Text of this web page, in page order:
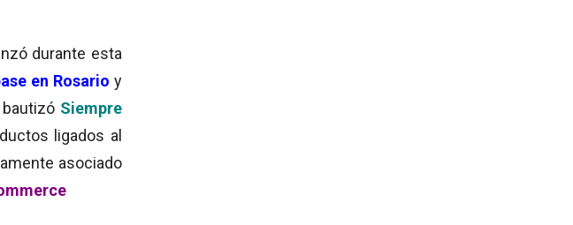
durante esta
en Rosario y
Siempre
ligados al
asociado